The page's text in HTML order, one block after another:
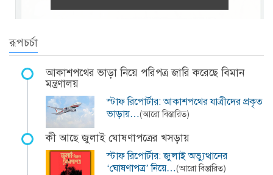
রূপচর্চা
আকাশপথের ভাড়া নিয়ে পরিপত্র জারি করেছে বিমান
মন্ত্রণালয়
স্টাফ রিপোর্টার: আকাশপথের যাত্রীদের প্রকৃত
ভাড়ায়…(আরো বিস্তারিত)
কী আছে জুলাই ঘোষণাপত্রের খসড়ায়
স্টাফ রিপোর্টার: জুলাই অভ্যুত্থানের
‘ঘোষণাপত্র’ নিয়ে…(আরো বিস্তারিত)